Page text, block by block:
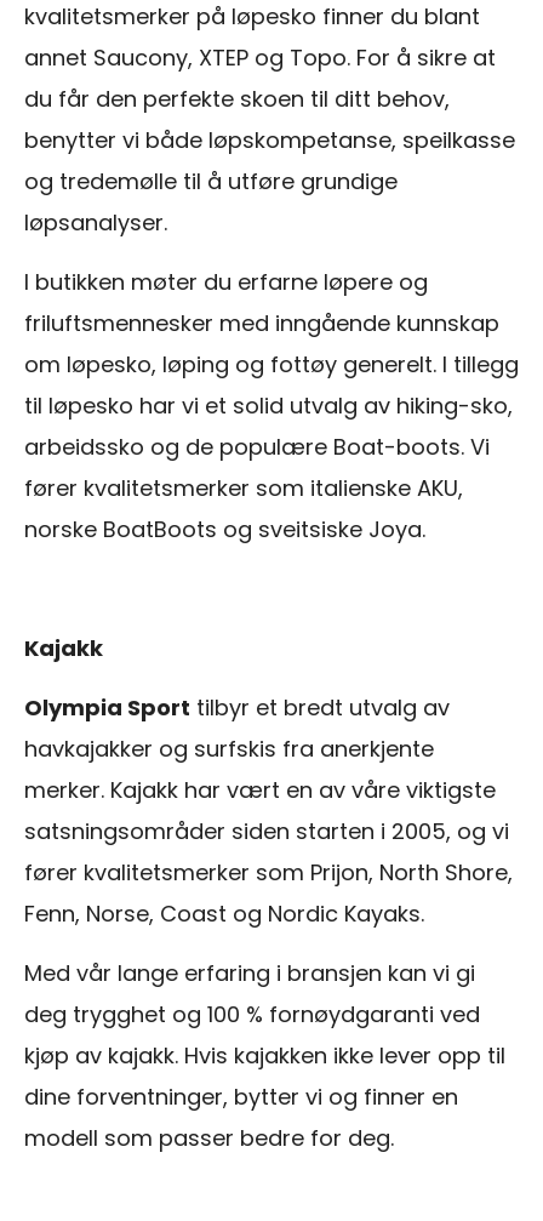
kvalitetsmerker på løpesko finner du blant
annet Saucony, XTEP og Topo. For å sikre at
du får den perfekte skoen til ditt behov,
benytter vi både løpskompetanse, speilkasse
og tredemølle til å utføre grundige
løpsanalyser.
I butikken møter du erfarne løpere og
friluftsmennesker med inngående kunnskap
om løpesko, løping og fottøy generelt. I tillegg
til løpesko har vi et solid utvalg av hiking-sko,
arbeidssko og de populære Boat-boots. Vi
fører kvalitetsmerker som italienske AKU,
norske BoatBoots og sveitsiske Joya.
Kajakk
Olympia Sport tilbyr et bredt utvalg av
havkajakker og surfskis fra anerkjente
merker. Kajakk har vært en av våre viktigste
satsningsområder siden starten i 2005, og vi
fører kvalitetsmerker som Prijon, North Shore,
Fenn, Norse, Coast og Nordic Kayaks.
Med vår lange erfaring i bransjen kan vi gi
deg trygghet og 100 % fornøydgaranti ved
kjøp av kajakk. Hvis kajakken ikke lever opp til
dine forventninger, bytter vi og finner en
modell som passer bedre for deg.